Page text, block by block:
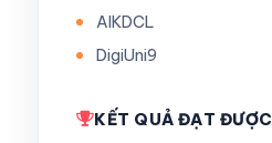
AIKDCL
DigiUni9
KẾT QUẢ ĐẠT ĐƯỢC